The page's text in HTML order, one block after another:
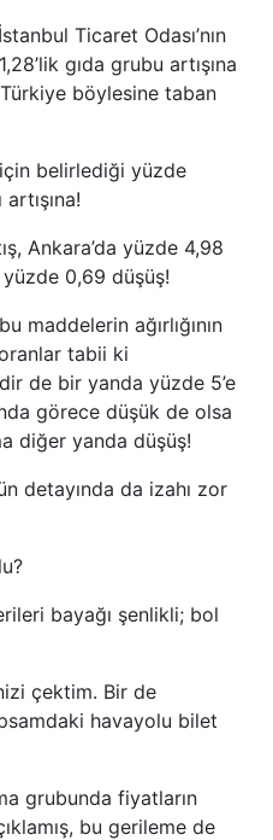
Ticaret Odası’nın
gıda grubu artışına
böylesine taban
belirlediği yüzde
Ankara’da yüzde 4,98
yüzde 0,69 düşüş!
maddelerin ağırlığının
oranlar tabii ki
de bir yanda yüzde 5’e
görece düşük de olsa
diğer yanda düşüş!
detayında da izahı zor
bayağı şenlikli; bol
çektim. Bir de
havayolu bilet
grubunda fiyatların
bu gerileme de